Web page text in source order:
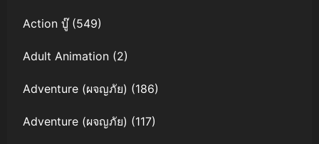
Action บู๊(549)
Adult Animation (2)
Adventure (ผจญภัย) (186)
Adventure (ผจญภัย) (117)